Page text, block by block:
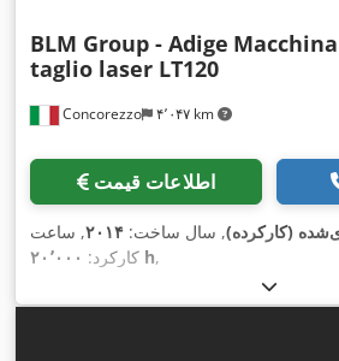
Concorezzo ۴٬۰۴۷ km
BLM Group - Adige Macchina
taglio laser LT120
اطلاعات قیمت
(کارکرده), سال ساخت: ۲۰۱۴, ساعت
کارکرد: ۲۰٬۰۰۰ h,